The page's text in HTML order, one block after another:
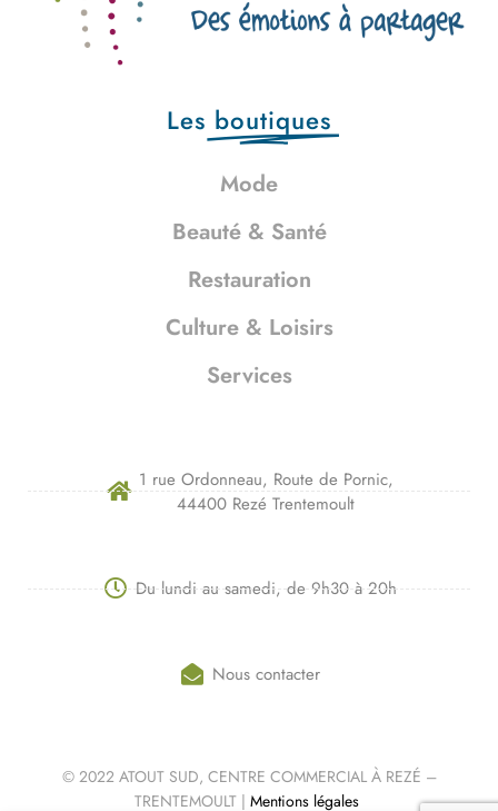
Les boutiques
Mode
Beauté & Santé
Restauration
Culture & Loisirs
Services
1 rue Ordonneau, Route de Pornic,
44400 Rezé Trentemoult
Du lundi au samedi, de 9h30 à 20h
Nous contacter
© 2022 ATOUT SUD, CENTRE COMMERCIAL À REZÉ –
TRENTEMOULT | Mentions légales